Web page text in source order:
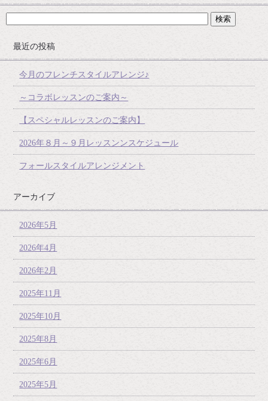
最近の投稿
今月のフレンチスタイルアレンジ♪
～コラボレッスンのご案内～
【スペシャルレッスンのご案内】
2026年８月～９月レッスンンスケジュール
フォールスタイルアレンジメント
アーカイブ
2026年5月
2026年4月
2026年2月
2025年11月
2025年10月
2025年8月
2025年6月
2025年5月